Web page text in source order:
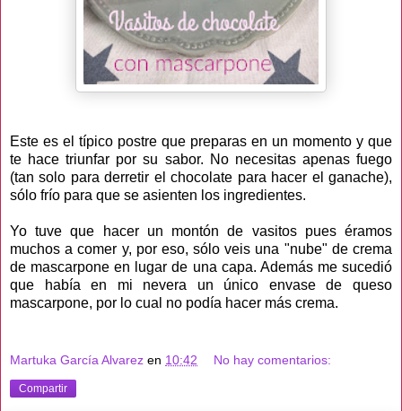
Este es el típico postre que preparas en un momento y que
te hace triunfar por su sabor. No necesitas apenas fuego
(tan solo para derretir el chocolate para hacer el ganache),
sólo frío para que se asienten los ingredientes.
Yo tuve que hacer un montón de vasitos pues éramos
muchos a comer y, por eso, sólo veis una "nube" de crema
de mascarpone en lugar de una capa. Además me sucedió
que había en mi nevera un único envase de queso
mascarpone, por lo cual no podía hacer más crema.
Martuka García Alvarez en 10:42 No hay comentarios:
Compartir